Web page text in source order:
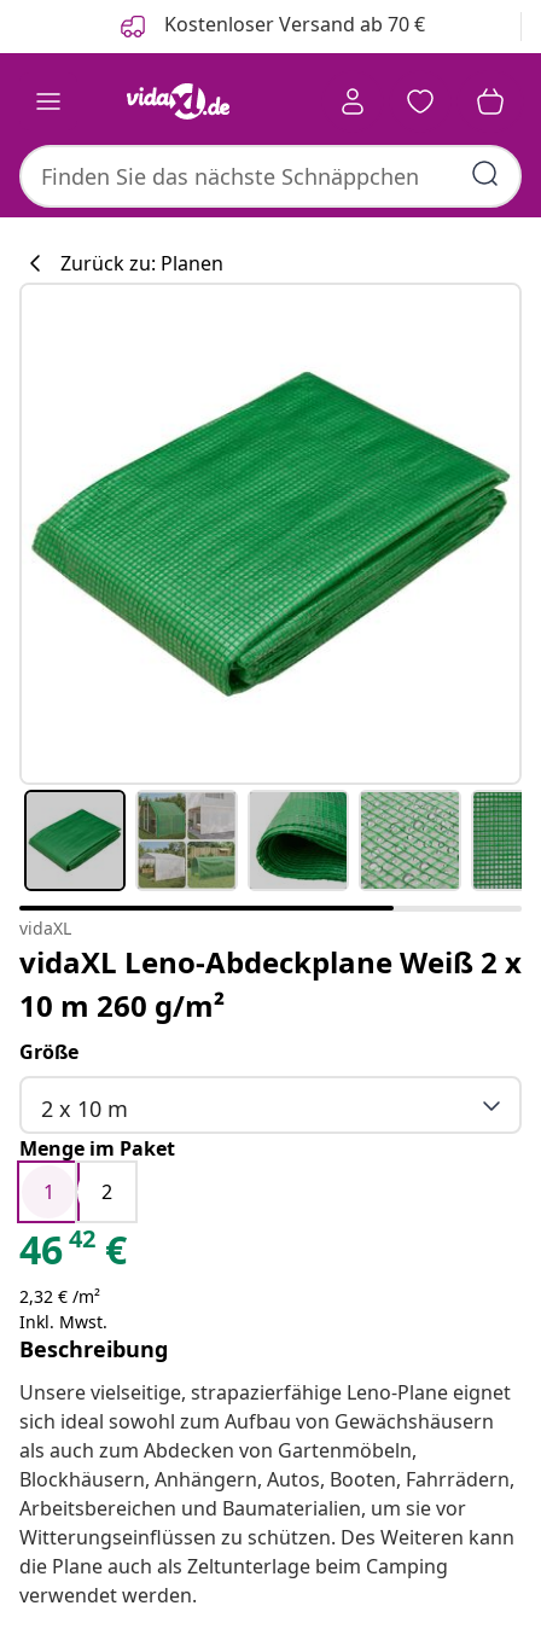
Kostenloser Versand ab 70 €
Zurück zu: Planen
vidaXL
vidaXL Leno-Abdeckplane Weiß 2 x
10 m 260 g/m²
Größe
2 x 10 m
Menge im Paket
1
2
4642 €
2,32 € /m²
Inkl. Mwst.
Beschreibung
Unsere vielseitige, strapazierfähige Leno-Plane eignet
sich ideal sowohl zum Aufbau von Gewächshäusern
als auch zum Abdecken von Gartenmöbeln,
Blockhäusern, Anhängern, Autos, Booten, Fahrrädern,
Arbeitsbereichen und Baumaterialien, um sie vor
Witterungseinflüssen zu schützen. Des Weiteren kann
die Plane auch als Zeltunterlage beim Camping
verwendet werden.